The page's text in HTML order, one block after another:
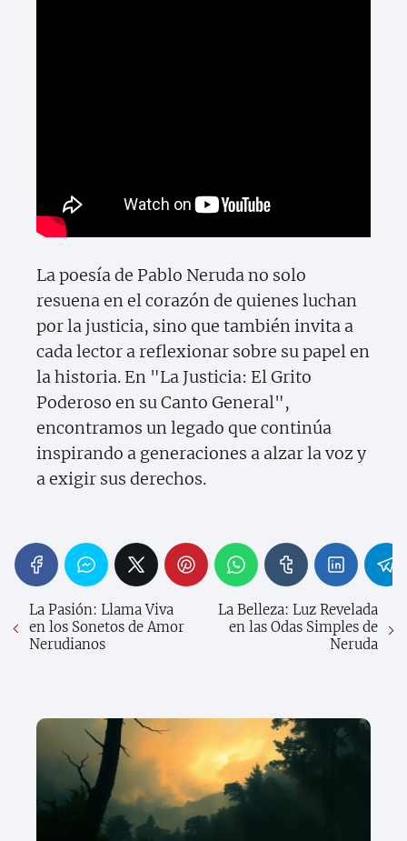
La poesía de Pablo Neruda no solo
resuena en el corazón de quienes luchan
por la justicia, sino que también invita a
cada lector a reflexionar sobre su papel en
la historia. En "La Justicia: El Grito
Poderoso en su Canto General",
encontramos un legado que continúa
inspirando a generaciones a alzar la voz y
a exigir sus derechos.
La Pasión: Llama Viva
en los Sonetos de Amor
Nerudianos
La Belleza: Luz Revelada
en las Odas Simples de
Neruda